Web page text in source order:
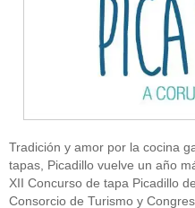
Tradición y amor por la cocina
tapas, Picadillo vuelve un año
XII Concurso de tapa Picadillo
Consorcio de Turismo y